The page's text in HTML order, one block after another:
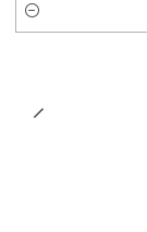
Cantidad